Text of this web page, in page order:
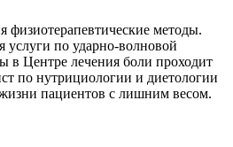
физиотерапевтические методы.
услуги по ударно-волновой
в Центре лечения боли проходит
по нутрициологии и диетологии
пациентов с лишним весом.